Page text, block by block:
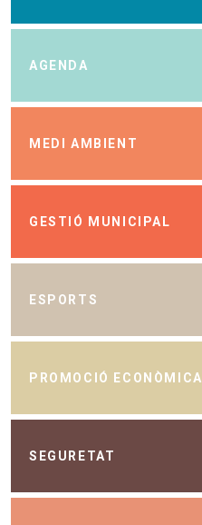
AGENDA
MEDI AMBIENT
GESTIÓ MUNICIPAL
ESPORTS
PROMOCIÓ ECONÒMICA
SEGURETAT